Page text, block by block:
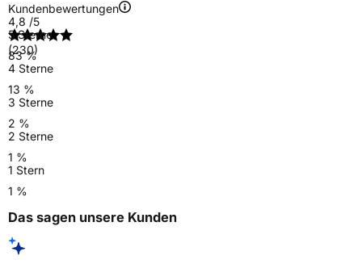
Kundenbewertungen
4,8 /5
(230)
5 Sterne
83 %
4 Sterne
13 %
3 Sterne
2 %
2 Sterne
1 %
1 Stern
1 %
Das sagen unsere Kunden